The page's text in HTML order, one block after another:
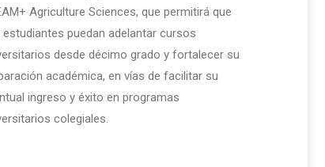
Agriculture Sciences, que permitirá que
estudiantes puedan adelantar cursos
desde décimo grado y fortalecer su
académica, en vías de facilitar su
ingreso y éxito en programas
colegiales.